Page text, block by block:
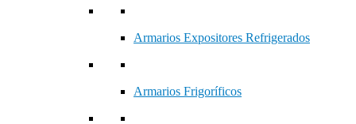
Armarios Expositores Refrigerados
Armarios Frigoríficos